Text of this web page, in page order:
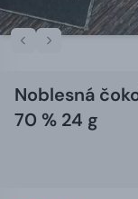
Noblesná
70 % 24 g